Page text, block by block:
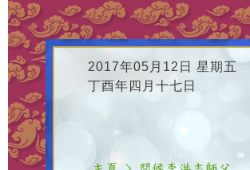
2017年05月12日 星期五
丁酉年四月十七日